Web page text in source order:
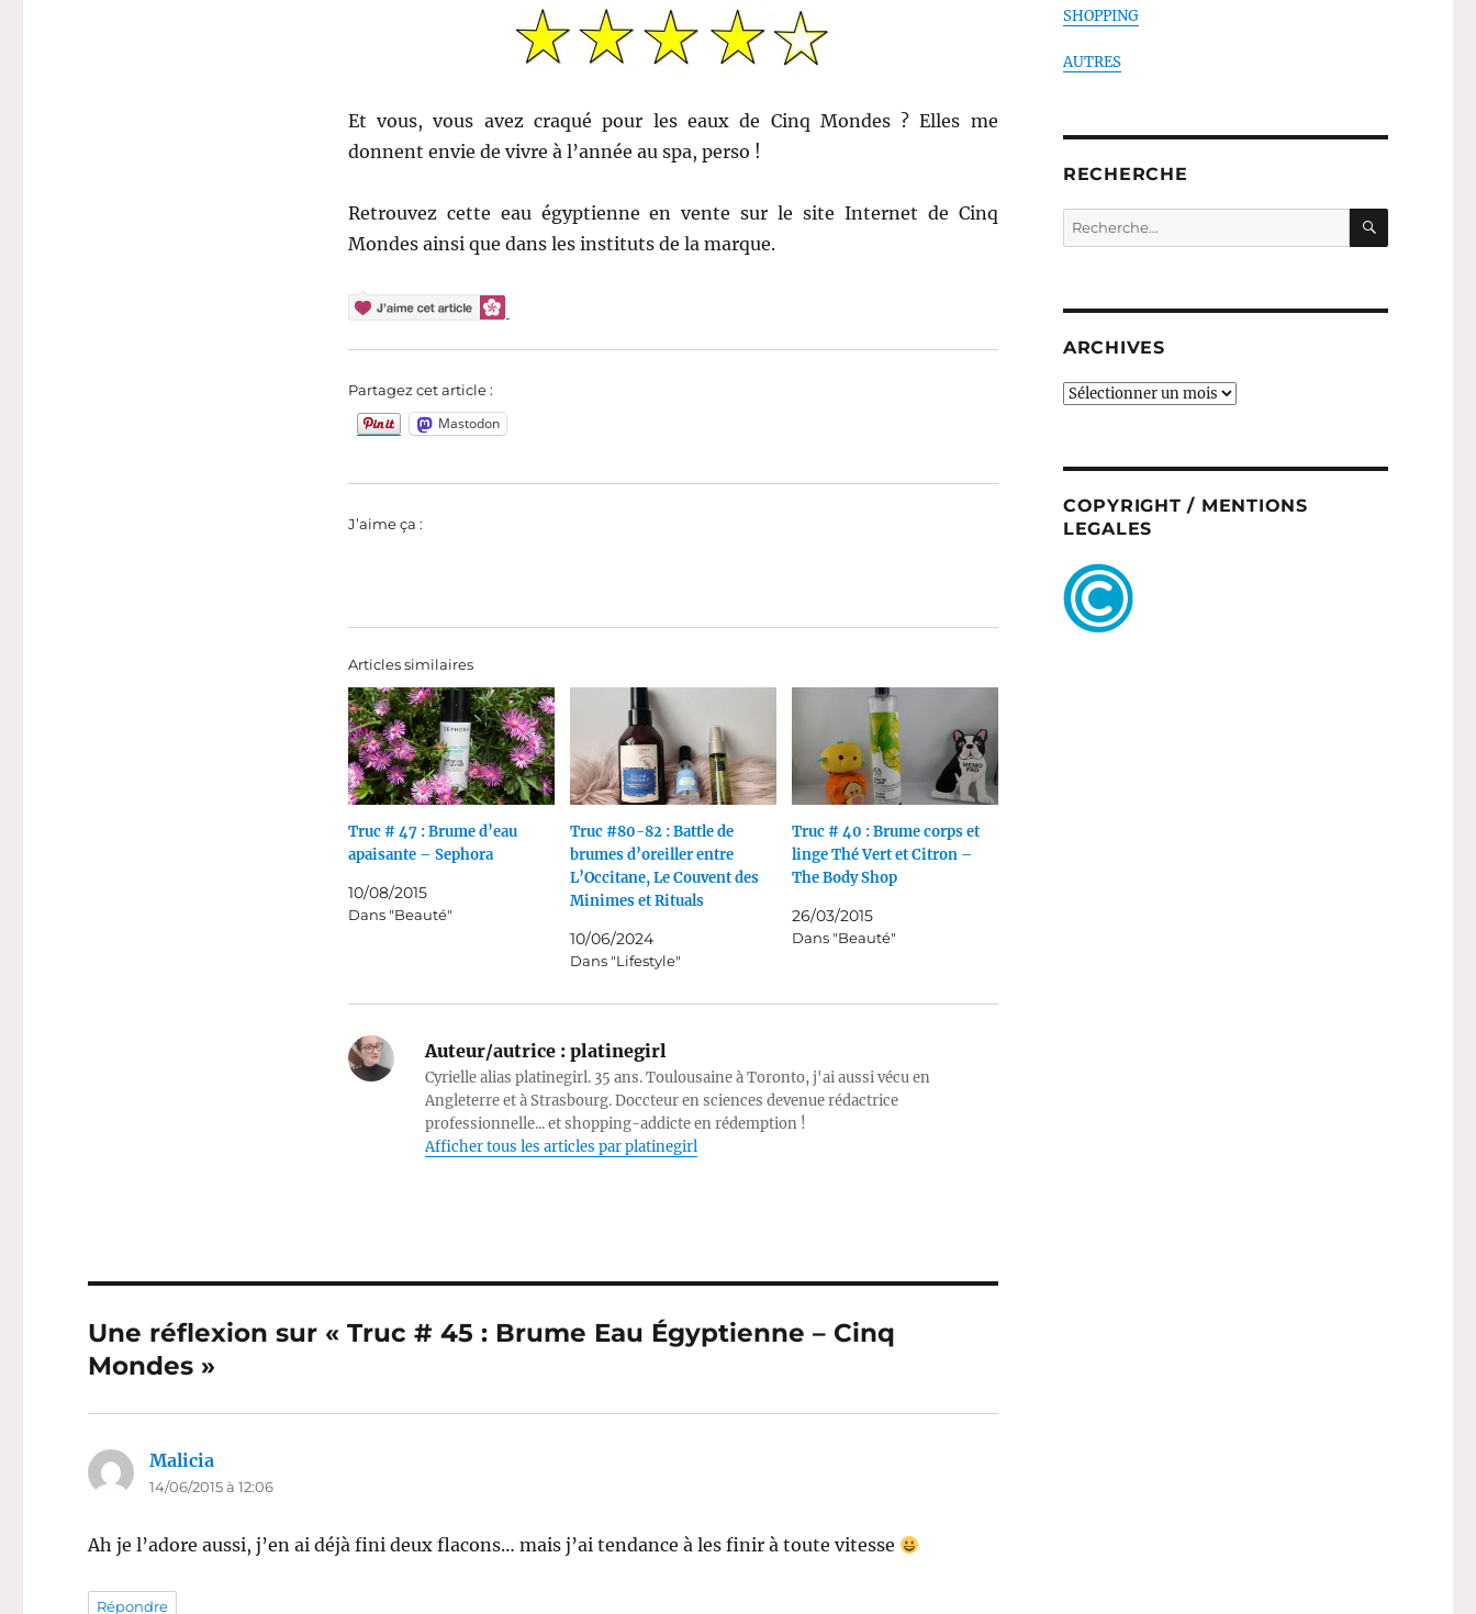
Et vous, vous avez craqué pour les eaux de Cinq Mondes ? Elles me
donnent envie de vivre à l’année au spa, perso !
Retrouvez cette eau égyptienne en vente sur le site Internet de Cinq
Mondes ainsi que dans les instituts de la marque.
Partagez cet article :
Mastodon
J’aime ça :
Articles similaires
Truc # 47 : Brume d’eau
apaisante – Sephora
10/08/2015
Dans "Beauté"
Truc #80-82 : Battle de
brumes d’oreiller entre
L’Occitane, Le Couvent des
Minimes et Rituals
10/06/2024
Dans "Lifestyle"
Truc # 40 : Brume corps et
linge Thé Vert et Citron –
The Body Shop
26/03/2015
Dans "Beauté"
Auteur/autrice :platinegirl
Cyrielle alias platinegirl. 35 ans. Toulousaine à Toronto, j'ai aussi vécu en
Angleterre et à Strasbourg. Doccteur en sciences devenue rédactrice
professionnelle... et shopping-addicte en rédemption !
Afficher tous les articles par platinegirl
Une réflexion sur « Truc # 45 : Brume Eau Égyptienne – Cinq
Mondes »
Malicia
14/06/2015 à 12:06
Ah je l’adore aussi, j’en ai déjà fini deux flacons… mais j’ai tendance à les finir à toute vitesse
Répondre
SHOPPING
AUTRES
RECHERCHE
Recherche
pour :
ARCHIVES
ARCHIVES
COPYRIGHT / MENTIONS
LEGALES